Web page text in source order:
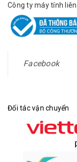
Công ty máy tính
Facebook
Đối tác vận chuyển